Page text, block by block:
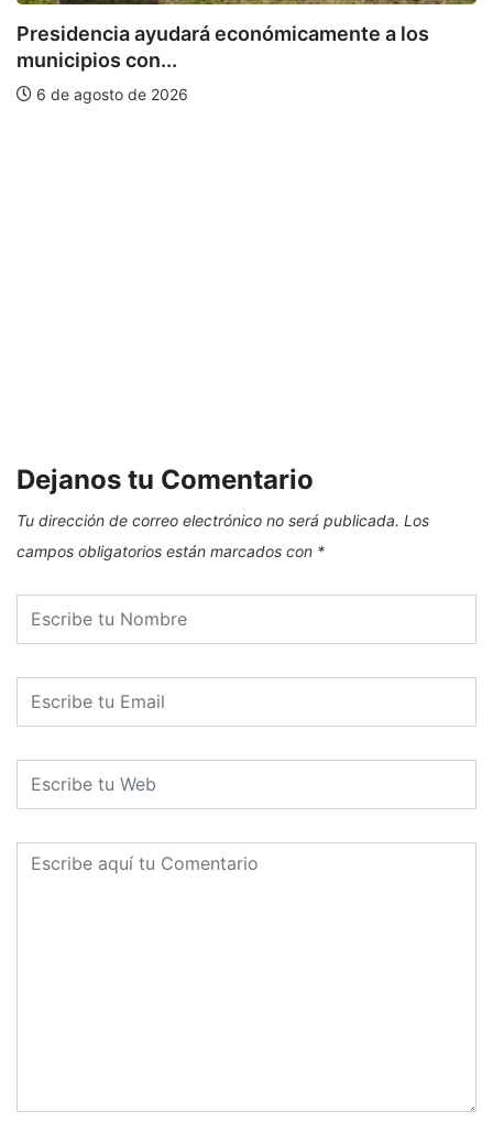
Presidencia ayudará económicamente a los
municipios con...
6 de agosto de 2026
Dejanos tu Comentario
Tu dirección de correo electrónico no será publicada. Los
campos obligatorios están marcados con *